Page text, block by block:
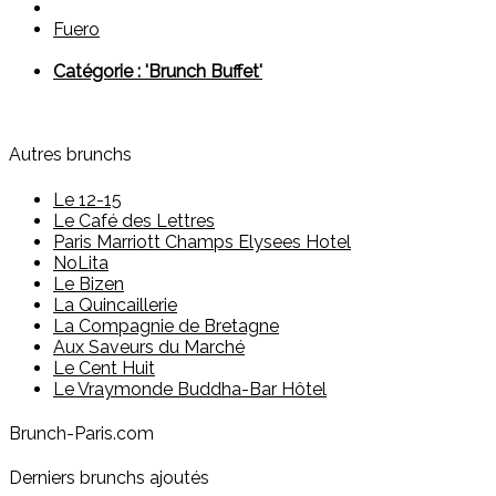
Fuero
Catégorie : 'Brunch Buffet'
Autres brunchs
Le 12-15
Le Café des Lettres
Paris Marriott Champs Elysees Hotel
NoLita
Le Bizen
La Quincaillerie
La Compagnie de Bretagne
Aux Saveurs du Marché
Le Cent Huit
Le Vraymonde Buddha-Bar Hôtel
Brunch-Paris.com
Derniers brunchs ajoutés